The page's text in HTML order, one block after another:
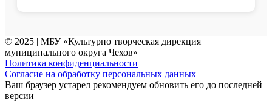
© 2025 | МБУ «Культурно творческая дирекция
муниципального округа Чехов»
Политика конфиденциальности
Согласие на обработку персональных данных
Ваш браузер устарел рекомендуем обновить его до последней
версии